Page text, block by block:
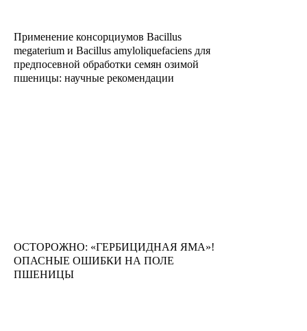
Применение консорциумов Bacillus
megaterium и Bacillus amyloliquefaciens для
предпосевной обработки семян озимой
пшеницы: научные рекомендации
ОСТОРОЖНО: «ГЕРБИЦИДНАЯ ЯМА»!
ОПАСНЫЕ ОШИБКИ НА ПОЛЕ
ПШЕНИЦЫ